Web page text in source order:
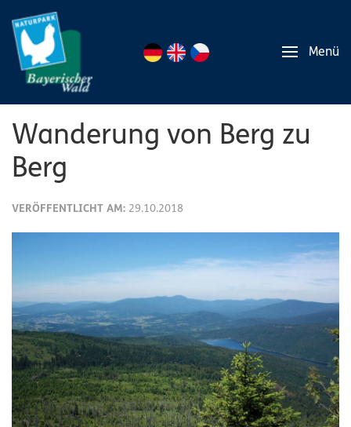
Menü
Wanderung von Berg zu
Berg
VERÖFFENTLICHT AM: 29.10.2018